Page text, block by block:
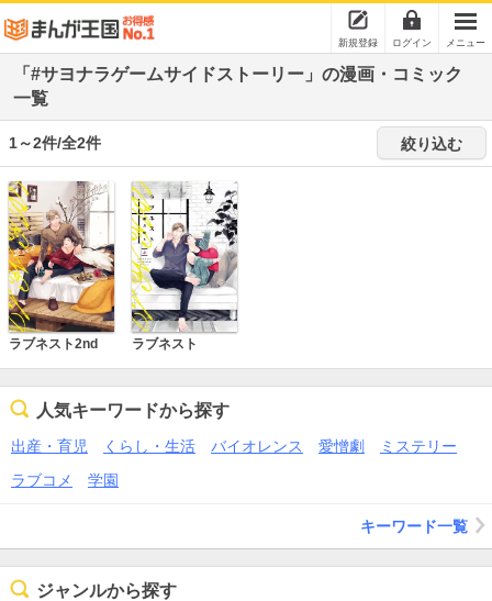
新規登録 ログイン メニュー
「#サヨナラゲームサイドストーリー」の漫画・コミック
一覧
1～2件/全2件 絞り込む
ラブネスト2nd ラブネスト
人気キーワードから探す
出産・育児 くらし・生活 バイオレンス 愛憎劇
ミステリー
ラブコメ
学園
キーワード一覧
ジャンルから探す